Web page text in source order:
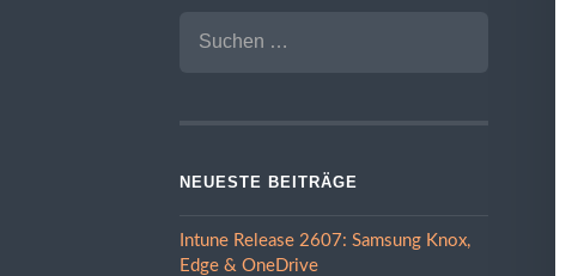
NACH:
NEUESTE BEITRÄGE
Intune Release 2607: Samsung Knox,
Edge & OneDrive